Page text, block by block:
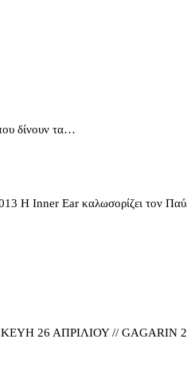
δίνουν τα…
Inner Ear καλωσορίζει τον
26 ΑΠΡΙΛΙΟΥ // GAGARIN